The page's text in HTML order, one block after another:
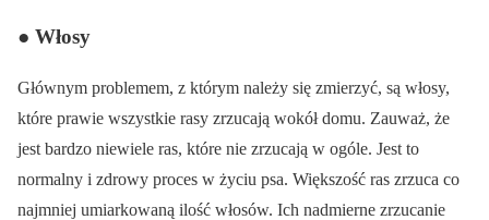
● Włosy
Głównym problemem, z którym należy się zmierzyć, są włosy,
które prawie wszystkie rasy zrzucają wokół domu. Zauważ, że
jest bardzo niewiele ras, które nie zrzucają w ogóle. Jest to
normalny i zdrowy proces w życiu psa. Większość ras zrzuca co
najmniej umiarkowaną ilość włosów. Ich nadmierne zrzucanie